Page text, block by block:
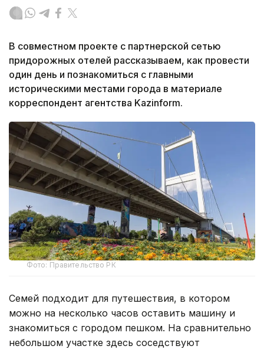
В совместном проекте с партнерской сетью
придорожных отелей рассказываем, как провести
один день и познакомиться с главными
историческими местами города в материале
корреспондент агентства Kazinform.
Фото: Правительство РК
Семей подходит для путешествия, в котором
можно на несколько часов оставить машину и
знакомиться с городом пешком. На сравнительно
небольшом участке здесь соседствуют